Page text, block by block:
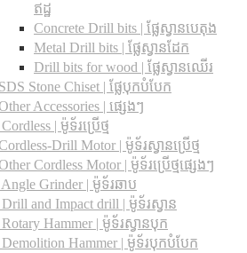
ឥដ្ឋ
Concrete Drill bits |​ ផ្លែស្វានបេតុង
Metal Drill bits |​ ផ្លែស្វានដែក
Drill bits for wood |​ ផ្លែស្វានឈើរ
SDS Stone Chiset |​ ផ្លែបុកបំបែក
Accessories | ផ្សេងៗ
| ម៉ូទ័រប្រើថ្ម
Drill Motor | ម៉ូទ័រស្វានប្រើថ្ម
Cordless Motor | ម៉ូទ័រប្រើថ្មផ្សេងៗ
Grinder | ម៉ូទ័រឆាប
and Impact drill | ម៉ូទ័រស្វាន
Hammer | ម៉ូទ័រស្វានបុក
Demolition Hammer | ម៉ូទ័របុកបំបែក